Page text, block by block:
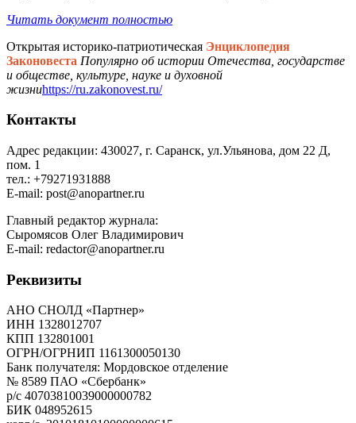
Читать документ полностью
Открытая историко-патриотическая Энциклопедия
Законовеста Популярно об истории Отечества, государстве
и обществе, культуре, науке и духовной
жизниhttps://ru.zakonovest.ru/
Контакты
Адрес редакции: 430027, г. Саранск, ул.Ульянова, дом 22 Д,
пом. 1
тел.: +79271931888
E-mail: post@anopartner.ru
Главный редактор журнала:
Сыромясов Олег Владимирович
E-mail: redactor@anopartner.ru
Реквизиты
АНО СНОЛД «Партнер»
ИНН 1328012707
КПП 132801001
ОГРН/ОГРНИП 1161300050130
Банк получателя: Мордовское отделение
№ 8589 ПАО «Сбербанк»
р/с 40703810039000000782
БИК 048952615